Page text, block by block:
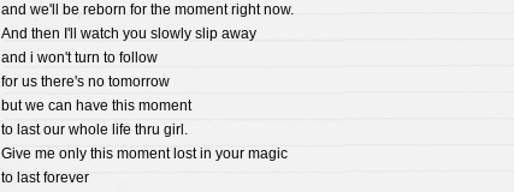
and we'll be reborn for the moment right now.
And then I'll watch you slowly slip away
and i won't turn to follow
for us there's no tomorrow
but we can have this moment
to last our whole life thru girl.
Give me only this moment lost in your magic
to last forever